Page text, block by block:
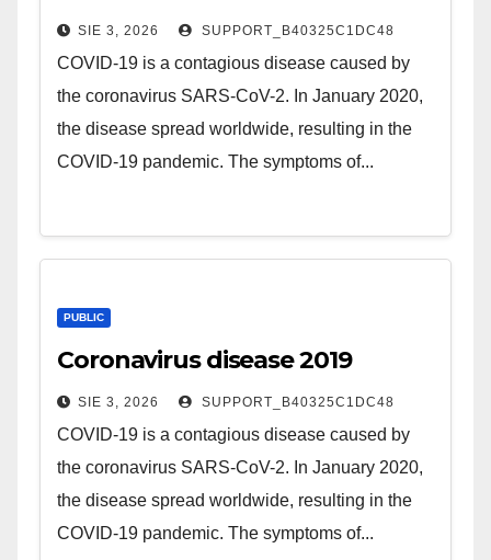
SIE 3, 2026 SUPPORT_B40325C1DC48
COVID-19 is a contagious disease caused by
the coronavirus SARS-CoV-2. In January 2020,
the disease spread worldwide, resulting in the
COVID-19 pandemic. The symptoms of...
PUBLIC
Coronavirus disease 2019
SIE 3, 2026 SUPPORT_B40325C1DC48
COVID-19 is a contagious disease caused by
the coronavirus SARS-CoV-2. In January 2020,
the disease spread worldwide, resulting in the
COVID-19 pandemic. The symptoms of...